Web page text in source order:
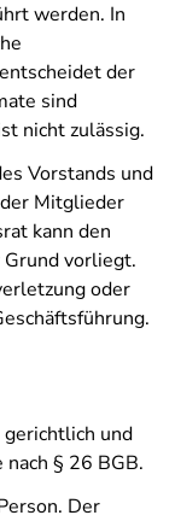
werden. In
der
sind
nicht zulässig.
Vorstands und
Mitglieder
kann den
vorliegt.
oder
und
§ 26 BGB.
Der